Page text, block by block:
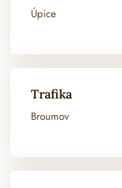
Úpice
Trafika
Broumov